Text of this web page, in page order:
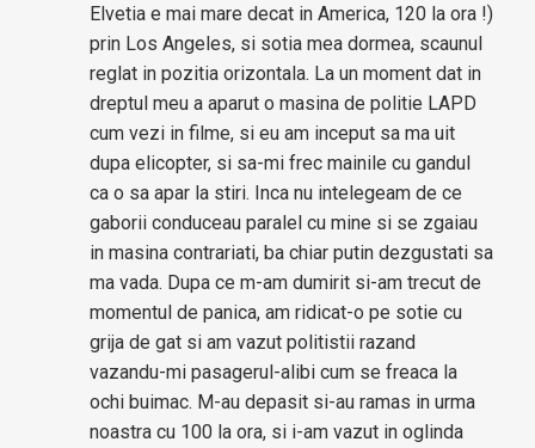
Elvetia e mai mare decat in America, 120 la ora !)
prin Los Angeles, si sotia mea dormea, scaunul
reglat in pozitia orizontala. La un moment dat in
dreptul meu a aparut o masina de politie LAPD
cum vezi in filme, si eu am inceput sa ma uit
dupa elicopter, si sa-mi frec mainile cu gandul
ca o sa apar la stiri. Inca nu intelegeam de ce
gaborii conduceau paralel cu mine si se zgaiau
in masina contrariati, ba chiar putin dezgustati sa
ma vada. Dupa ce m-am dumirit si-am trecut de
momentul de panica, am ridicat-o pe sotie cu
grija de gat si am vazut politistii razand
vazandu-mi pasagerul-alibi cum se freaca la
ochi buimac. M-au depasit si-au ramas in urma
noastra cu 100 la ora, si i-am vazut in oglinda